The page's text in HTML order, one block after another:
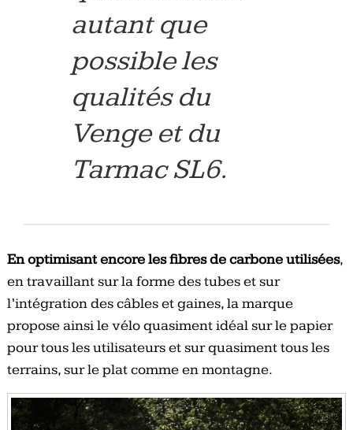
autant que
possible les
qualités du
Venge et du
Tarmac SL6.
En optimisant encore les fibres de carbone utilisées,
en travaillant sur la forme des tubes et sur
l’intégration des câbles et gaines, la marque
propose ainsi le vélo quasiment idéal sur le papier
pour tous les utilisateurs et sur quasiment tous les
terrains, sur le plat comme en montagne.